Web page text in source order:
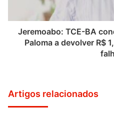
Jeremoabo: TCE-BA
Paloma a devolver R$
Artigos relacionados